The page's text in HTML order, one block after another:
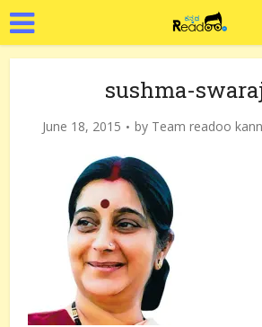
sushma-
June 18, 2015 by Team readoo